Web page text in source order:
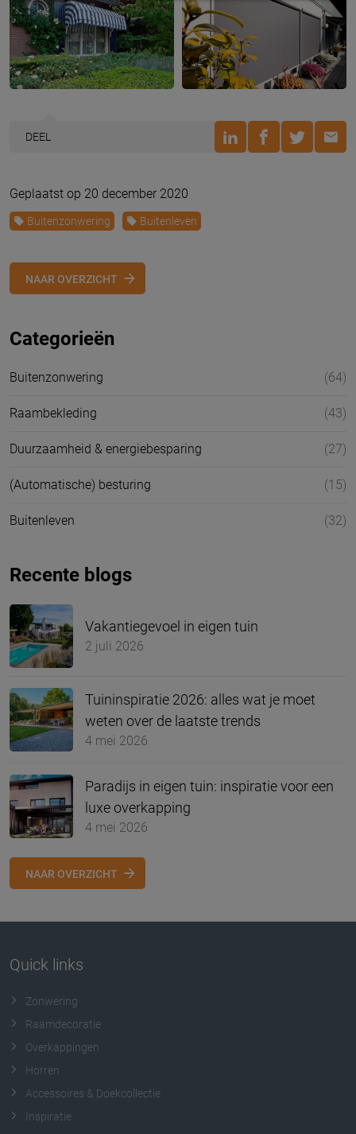
DEEL
Geplaatst op 20 december 2020
Buitenzonwering Buitenleven
NAAR OVERZICHT
Categorieën
Buitenzonwering (64)
Raambekleding (43)
Duurzaamheid & energiebesparing (27)
(Automatische) besturing (15)
Buitenleven (32)
Recente blogs
Vakantiegevoel in eigen tuin
2 juli 2026
Tuininspiratie 2026: alles wat je moet
weten over de laatste trends
4 mei 2026
Paradijs in eigen tuin: inspiratie voor een
luxe overkapping
4 mei 2026
NAAR OVERZICHT
Quick links
Zonwering
Raamdecoratie
Overkappingen
Horren
Accessoires & Doekcollectie
Inspiratie